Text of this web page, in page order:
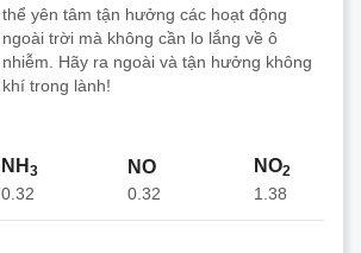
thể yên tâm tận hưởng các hoạt động
ngoài trời mà không cần lo lắng về ô
nhiễm. Hãy ra ngoài và tận hưởng không
khí trong lành!
NH 3
0.32
NO
0.32
NO2
1.38